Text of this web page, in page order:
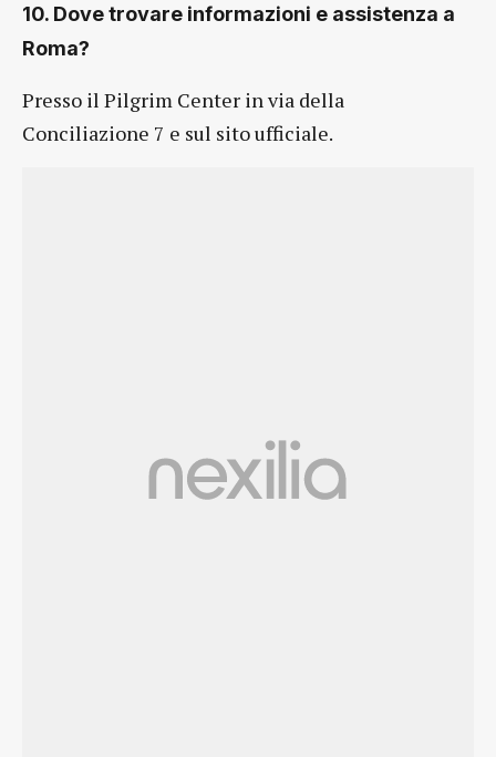
10. Dove trovare informazioni e assistenza a
Roma?
Presso il Pilgrim Center in via della
Conciliazione 7 e sul sito ufficiale.